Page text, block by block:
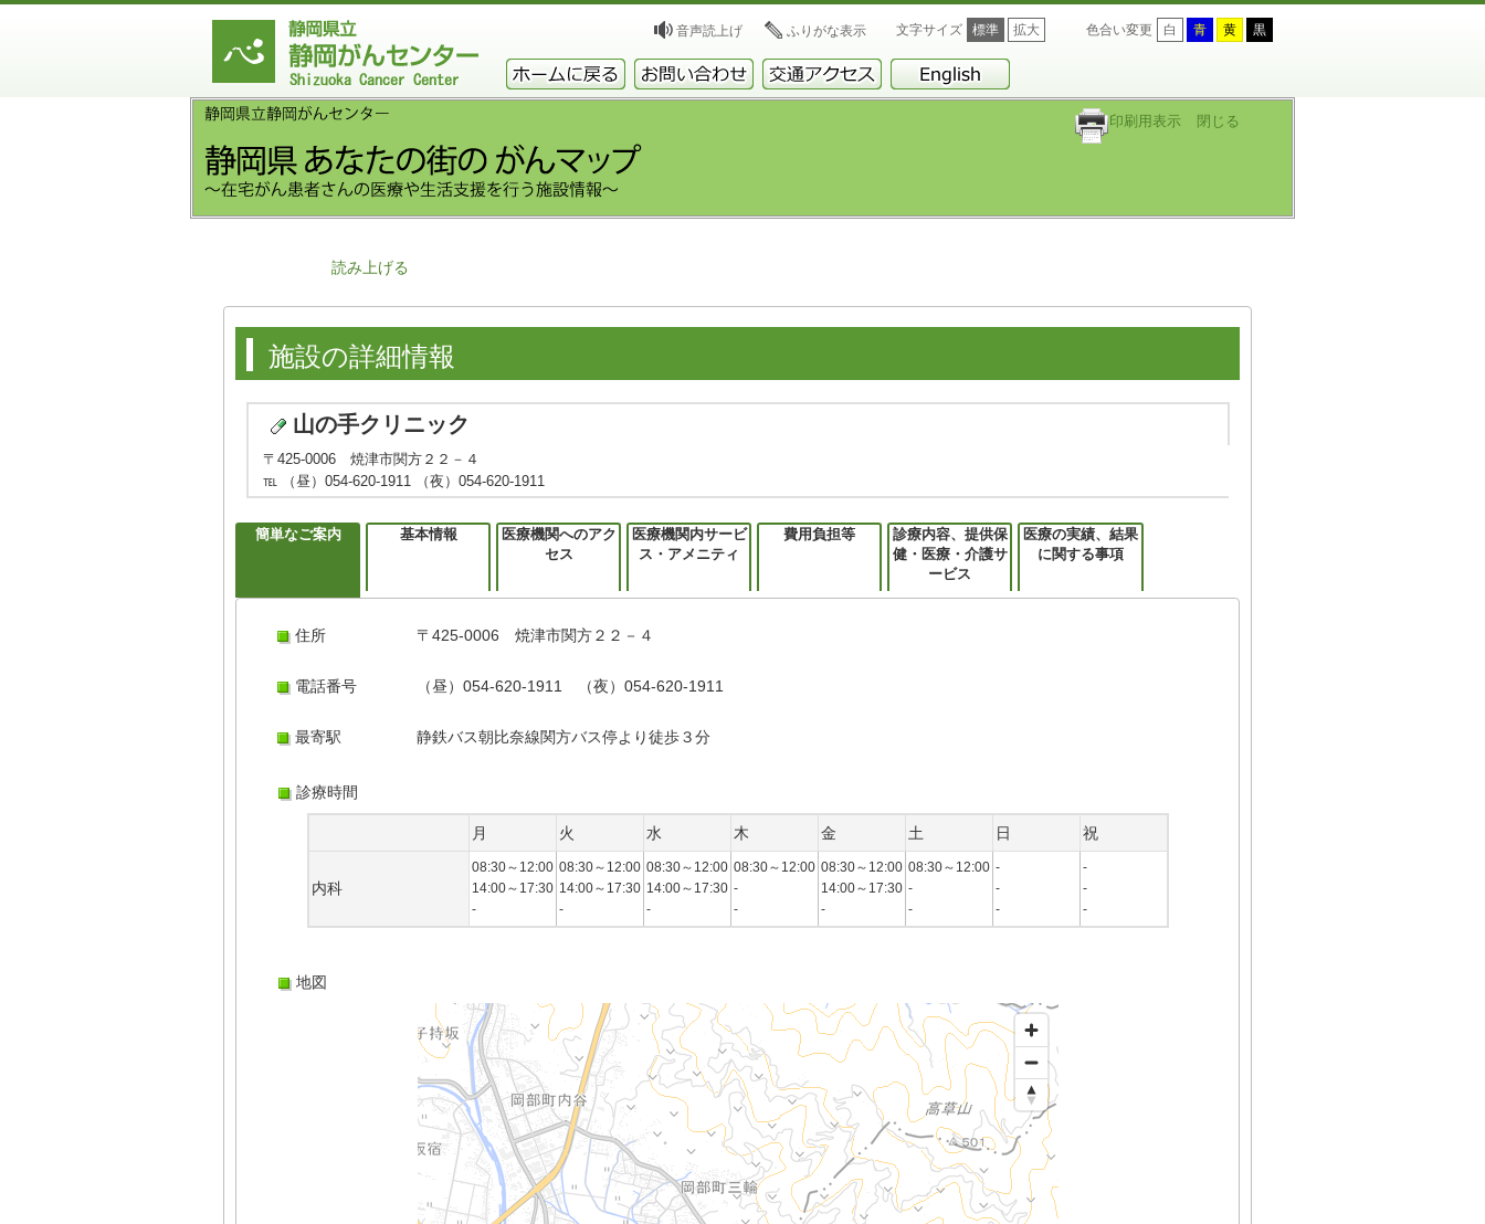
音声読上げ ふりがな表示 文字サイズ 標準 拡大 色合い変更 白 青 黄 黒
印刷用表示 閉じる
読み上げる
施設の詳細情報
山の手クリニック
〒425-0006 焼津市関方２２－４
℡ （昼）054-620-1911 （夜）054-620-1911
簡単なご案内 基本情報
医療機関へのアク
セス
医療機関内サービ
ス・アメニティ
費用負担等
診療内容、提供保
健・医療・介護サ
ービス
医療の実績、結果
に関する事項
住所 〒425-0006 焼津市関方２２－４
電話番号 （昼）054-620-1911 （夜）054-620-1911
最寄駅 静鉄バス朝比奈線関方バス停より徒歩３分
診療時間
月 火 水 木 金 土 日 祝
内科
08:30～12:00
14:00～17:30
-
08:30～12:00
14:00～17:30
-
08:30～12:00
14:00～17:30
-
08:30～12:00
-
-
08:30～12:00
14:00～17:30
-
08:30～12:00
-
-
-
-
-
-
-
-
地図